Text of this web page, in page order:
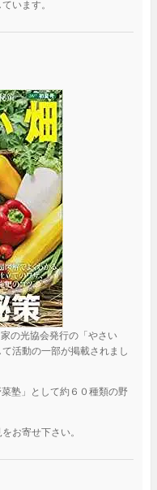
います。
の光協会発行の「やさい
活動の一部が掲載されまし
塾」として約６０種類の野
お寄せ下さい。